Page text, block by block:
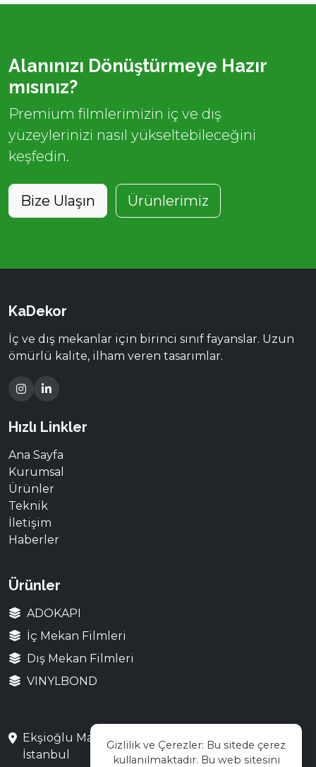
Alanınızı Dönüştürmeye Hazır
mısınız?
Premium filmlerimizin iç ve dış
yüzeylerinizi nasıl yükseltebileceğini
keşfedin.
Bize Ulaşın Ürünlerimiz
KaDekor
İç ve dış mekanlar için birinci sınıf fayanslar. Uzun
ömürlü kalite, ilham veren tasarımlar.
Hızlı Linkler
Ana Sayfa
Kurumsal
Ürünler
Teknik
İletişim
Haberler
Ürünler
ADOKAPI
İç Mekan Filmleri
Dış Mekan Filmleri
VINYLBOND
Ekşioğlu Mah. Saray Cad. No:3 Çekmeköy /
İstanbul
Gizlilik ve Çerezler: Bu sitede çerez
kullanılmaktadır. Bu web sitesini